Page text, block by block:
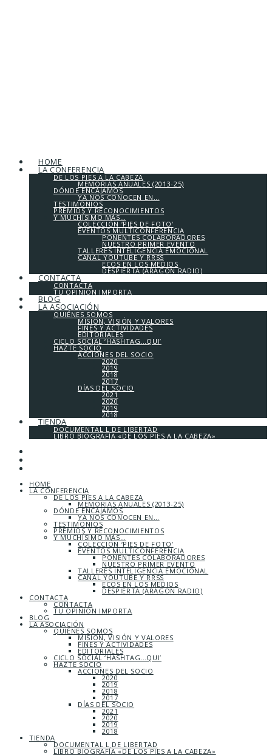
HOME
LA CONFERENCIA
DE LOS PIES A LA CABEZA
MEMORIAS ANUALES (2013-25)
DÓNDE ENCAJAMOS
YA NOS CONOCEN EN…
TESTIMONIOS
PREMIOS Y RECONOCIMIENTOS
Y MUCHÍSIMO MÁS…
COLECCIÓN ‘PIES DE FOTO’
EVENTOS MULTICONFERENCIA
PONENTES COLABORADORES
NUESTRO PRIMER EVENTO
TALLERES INTELIGENCIA EMOCIONAL
CANAL YOUTUBE Y RRSS
ECOS EN LOS MEDIOS
DESPIERTA (ARAGÓN RADIO)
CONTACTA
CONTACTA
TU OPINIÓN IMPORTA
BLOG
LA ASOCIACIÓN
QUIÉNES SOMOS
MISIÓN, VISIÓN Y VALORES
FINES Y ACTIVIDADES
EDITORIALES
CICLO SOCIAL ‘HASHTAG…QUI’
HAZTE SOCIO
ACCIONES DEL SOCIO
2020
2019
2018
2017
DÍAS DEL SOCIO
2021
2020
2019
2018
TIENDA
DOCUMENTAL L DE LIBERTAD
LIBRO BIOGRAFÍA «DE LOS PIES A LA CABEZA»
HOME
LA CONFERENCIA
DE LOS PIES A LA CABEZA
MEMORIAS ANUALES (2013-25)
DÓNDE ENCAJAMOS
YA NOS CONOCEN EN…
TESTIMONIOS
PREMIOS Y RECONOCIMIENTOS
Y MUCHÍSIMO MÁS…
COLECCIÓN ‘PIES DE FOTO’
EVENTOS MULTICONFERENCIA
PONENTES COLABORADORES
NUESTRO PRIMER EVENTO
TALLERES INTELIGENCIA EMOCIONAL
CANAL YOUTUBE Y RRSS
ECOS EN LOS MEDIOS
DESPIERTA (ARAGÓN RADIO)
CONTACTA
CONTACTA
TU OPINIÓN IMPORTA
BLOG
LA ASOCIACIÓN
QUIÉNES SOMOS
MISIÓN, VISIÓN Y VALORES
FINES Y ACTIVIDADES
EDITORIALES
CICLO SOCIAL ‘HASHTAG…QUI’
HAZTE SOCIO
ACCIONES DEL SOCIO
2020
2019
2018
2017
DÍAS DEL SOCIO
2021
2020
2019
2018
TIENDA
DOCUMENTAL L DE LIBERTAD
LIBRO BIOGRAFÍA «DE LOS PIES A LA CABEZA»